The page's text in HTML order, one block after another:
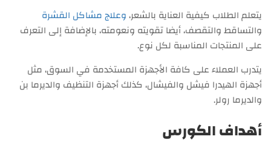
يتعلم الطلاب كيفية العناية بالشعر،وعلاج مشاكل القشرة
والتساقط والتقصف، أيضا تقويته ونعومته، بالإضافة إلى التعرف
على المنتجات المناسبة لكل نوع.
يتدرب العملاء على كافة الأجهزة المستخدمة في السوق، مثل
أجهزة الهيدرا فيشل والفيشال، كذلك أجهزة التنظيف والديرما بن
والديرما رولر.
أهداف الكورس